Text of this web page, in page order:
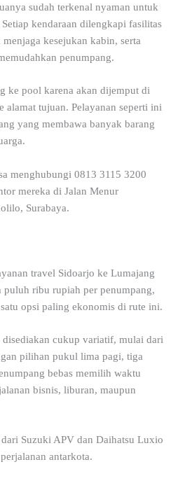
sudah terkenal nyaman untuk
kendaraan dilengkapi fasilitas
kesejukan kabin, serta
penumpang.
ke pool karena akan dijemput di
alamat tujuan. Pelayanan seperti ini
yang membawa banyak barang
menghubungi 0813 3115 3200
mereka di Jalan Menur
Surabaya.
travel Sidoarjo ke Lumajang
puluh ribu rupiah per penumpang,
opsi paling ekonomis di rute ini.
disediakan cukup variatif, mulai dari
pilihan pukul lima pagi, tiga
bebas memilih waktu
bisnis, liburan, maupun
Suzuki APV dan Daihatsu Luxio
antarkota.